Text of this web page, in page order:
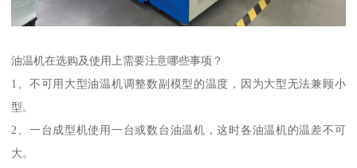
油温机在选购及使用上需要注意哪些事项？
1、不可用大型油温机调整数副模型的温度，因为大型无法兼顾小
型。
2、一台成型机使用一台或数台油温机，这时各油温机的温差不可
大。